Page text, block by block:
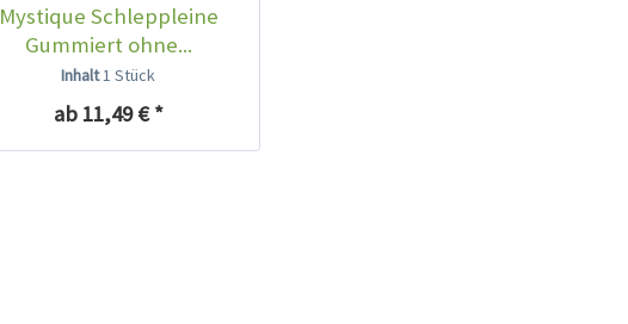
Mystique Schleppleine
Gummiert ohne...
Inhalt1 Stück
ab 11,49 € *